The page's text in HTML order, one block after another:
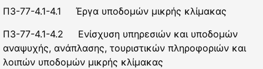
Π3-77-4.1-4.1 Έργα υποδομών μικρής κλίμακας
Π3-77-4.1-4.2 Ενίσχυση υπηρεσιών και υποδομών
αναψυχής, ανάπλασης, τουριστικών πληροφοριών και
λοιπών υποδομών μικρής κλίμακας